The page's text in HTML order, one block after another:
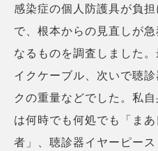
感染症の個人防護具が負
で、根本からの見直しが
なるものを調査しました
イクケーブル、次いで聴
クの重量などでした。私
は何時でも何処でも「ま
者」、聴診器イヤーピー